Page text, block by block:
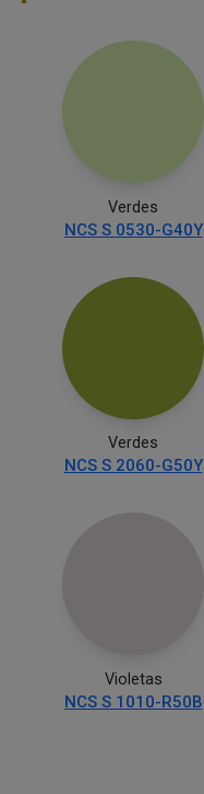
Verdes
NCS S 0530-G40Y
Verdes
NCS S 2060-G50Y
Violetas
NCS S 1010-R50B